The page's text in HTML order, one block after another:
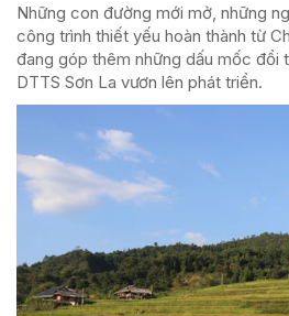
Những con đường mới mở, những
công trình thiết yếu hoàn thành từ
đang góp thêm những dấu mốc đổi
DTTS Sơn La vươn lên phát triển.